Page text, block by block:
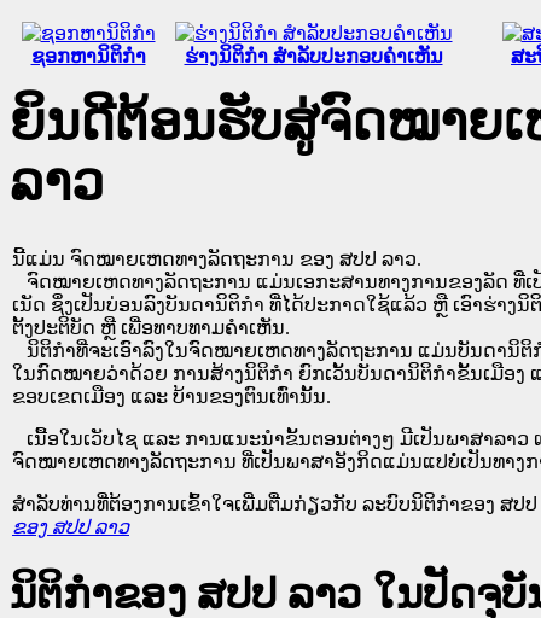
ຊອກຫານິຕິກໍາ ຮ່າງນິຕິກໍາ ສໍາລັບປະກອບຄໍາເຫັນ ສະ
ຍິນດີຕ້ອນຮັບສູ່ຈົດໝາຍເ
ລາວ
ນີ້ແມ່ນ ຈົດໝາຍເຫດທາງລັດຖະການ ຂອງ ສປປ ລາວ.
ຈົດໝາຍເຫດທາງລັດຖະການ ແມ່ນ​ເອ​ກະ​ສານ​ທາງ​ການ​ຂອງ​ລັດ ທີ່​ເ
ເນັດ ຊຶ່ງ​ເປັນ​ບ່ອນ​ລົງ​ບັນ​ດາ​ນິ​ຕິ​ກຳ ທີ່ໄດ້ປະກາດໃຊ້ແລ້ວ ຫຼື ເອົາຮ່າງ
ຕັ້ງ​ປະ​ຕິ​ບັດ ຫຼື ເພື່ອທາບທາມຄໍາເຫັນ.
ນິ​ຕິ​ກຳ​ທີ່​ຈະ​ເອົາ​ລົງ​ໃນ​ຈົດ​ໝາຍ​ເຫດ​ທາງ​ລັດ​ຖະ​ການ ​ແມ່ນ​ບັນ​ດາ​ນິ​ຕິ​
ໃນ​ກົດ​ໝາຍ​ວ່າ​ດ້ວຍ​ ການ​ສ້າງ​ນິ​ຕິ​ກຳ ຍົກ​ເວັ້ນ​ບັນ​ດານິ​ຕິ​ກຳ​ຂັ້ນ​ເມືອງ
ຂອບ​ເຂດ​ເມືອງ ແລະ ບ້ານ​ຂອງ​ຕົນ​ເທົ່າ​ນັ້ນ.
ເນື້ອໃນ​ເວັບ​ໄຊ​ ແລະ ການແນະນໍາຂັ້ນຕອນຕ່າງໆ ມີເປັນພາສາລາວ
ຈົດໝາຍເຫດທາງລັດຖະການ ທີ່ເປັນພາສາອັງກິດແມ່ນແປບໍ່ເປັນທາງ
ສໍາລັບທ່ານທີ່ຕ້ອງການເຂົ້າໃຈເພີ່ມຕື່ມກ່ຽວກັບ ລະບົບນິຕິກຳຂອງ ສປປ
ຂອງ ສປປ ລາວ
ນິຕິກຳຂອງ ສປປ ລາວ ໃນປັດຈຸ